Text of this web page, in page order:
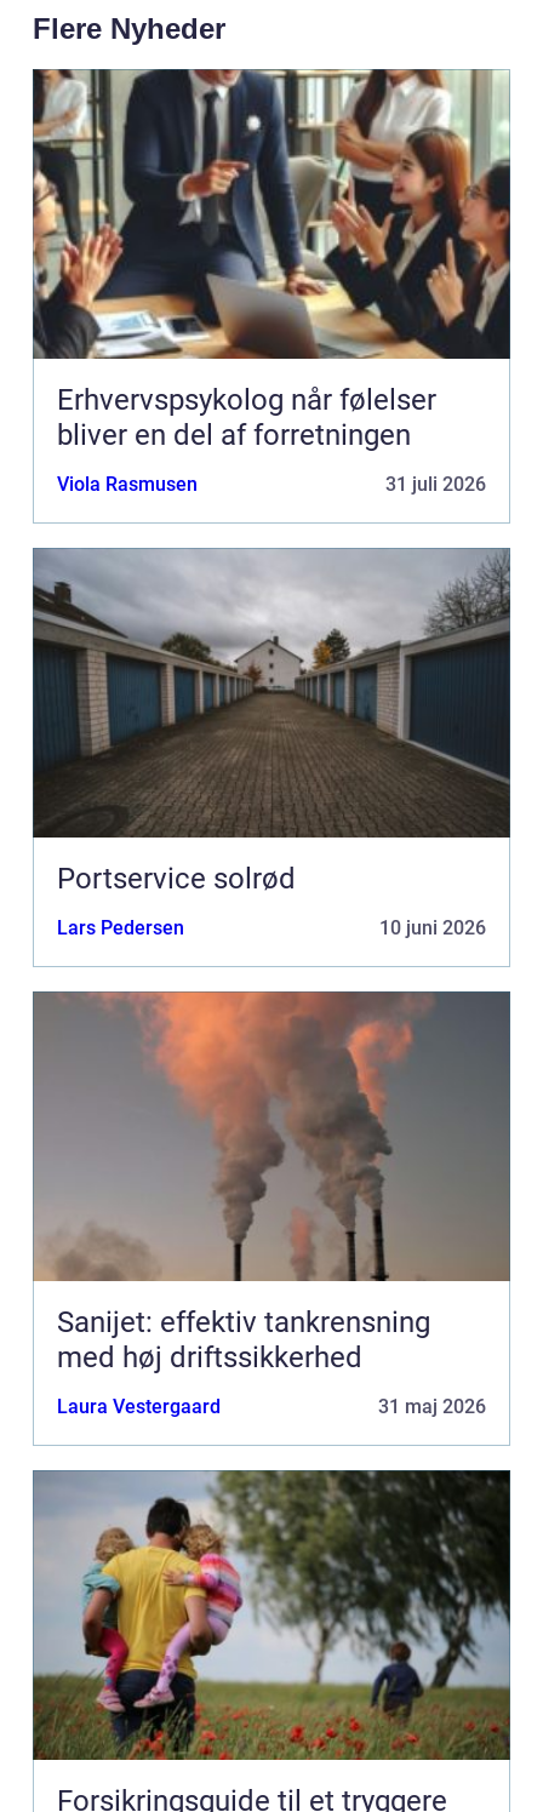
Flere Nyheder
Erhvervspsykolog når følelser
bliver en del af forretningen
Viola Rasmusen 31 juli 2026
Portservice solrød
Lars Pedersen 10 juni 2026
Sanijet: effektiv tankrensning
med høj driftssikkerhed
Laura Vestergaard 31 maj 2026
Forsikringsguide til et tryggere